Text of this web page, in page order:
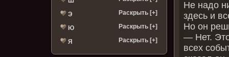
Э Раскрыть [+]
Ю Раскрыть [+]
Я Раскрыть [+]
Не надо
здесь и
Но он
— Нет.
всех